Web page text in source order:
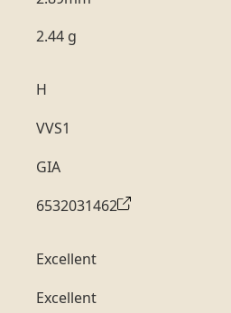
ověření, které z naší
tohoto konkrétního
2.44 g
H
VVS1
GIA
6532031462
Excellent
Excellent